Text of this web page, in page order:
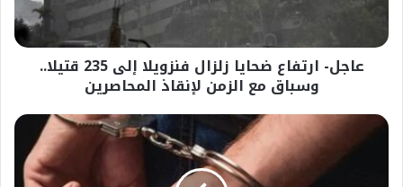
وسباق
المحاصرين
عاجل- ارتفاع ضحايا زلزال فنزويلا إلى 235 قتيلا..
وسباق مع الزمن لإنقاذ المحاصرين
ضبط
مندوب